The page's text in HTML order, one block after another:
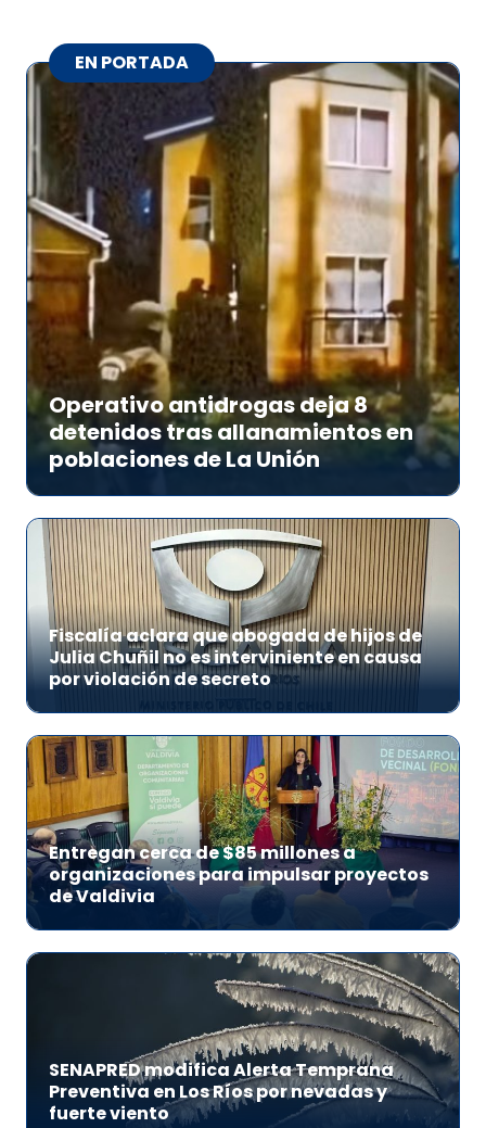
EN PORTADA
Operativo antidrogas deja 8
detenidos tras allanamientos en
poblaciones de La Unión
Fiscalía aclara que abogada de hijos de
Julia Chuñil no es interviniente en causa
por violación de secreto
Entregan cerca de $85 millones a
organizaciones para impulsar proyectos
de Valdivia
SENAPRED modifica Alerta Temprana
Preventiva en Los Ríos por nevadas y
fuerte viento